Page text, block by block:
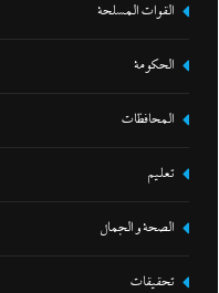
القوات المسلحة
الحكومة
المحافظات
تعليم
الصحة و الجمال
تحقيقات